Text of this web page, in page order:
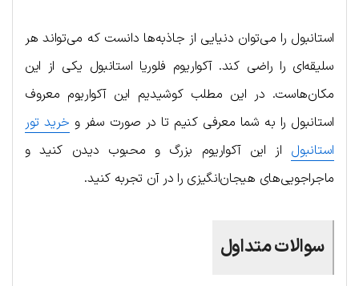
استانبول را می‌توان دنیایی از جاذبه‌ها دانست که می‌تواند هر
سلیقه‌ای را راضی کند. آکواریوم فلوریا استانبول یکی از این
مکان‌هاست. در این مطلب کوشیدیم این آکواریوم معروف
استانبول را به شما معرفی کنیم تا در صورت سفر و خرید تور
استانبول از این آکواریوم بزرگ و محبوب دیدن کنید و
ماجراجویی‌های هیجان‌انگیزی را در آن ‌تجربه کنید.
سوالات متداول